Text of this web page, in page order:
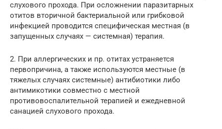
слухового прохода. При осложнении паразитарных
отитов вторичной бактериальной или грибковой
инфекцией проводится специфическая местная (в
запущенных случаях — системная) терапия.
2. При аллергических и пр. отитах устраняется
первопричина, а также используются местные (в
тяжелых случаях системные) антибиотики либо
антимикотики совместно с местной
противовоспалительной терапией и ежедневной
санацией слухового прохода.